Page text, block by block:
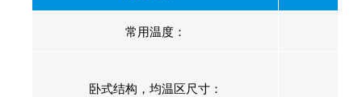
常用温度：
卧式结构，均温区尺寸：